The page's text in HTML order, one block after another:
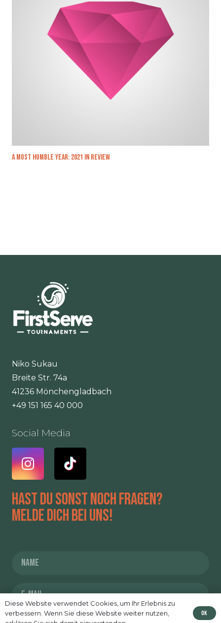
A most humble year: 2021 in review
Niko Sukau
Breite Str. 74a
41236 Mönchengladbach
+49 151 165 40 000
Social Media
Hast du sonst noch Fragen?
Melde dich bei uns!
Diese Website verwendet Cookies, um Ihr Erlebnis zu
verbessern. Wenn Sie diese Website weiter nutzen,
Ok